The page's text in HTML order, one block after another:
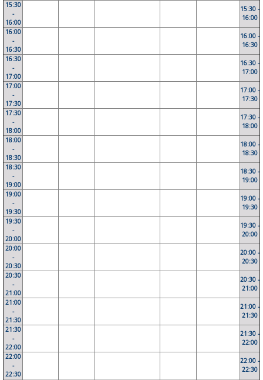
15:30
-
16:00
15:30 -
16:00
16:00
-
16:30
16:00 -
16:30
16:30
-
17:00
16:30 -
17:00
17:00
-
17:30
17:00 -
17:30
17:30
-
18:00
17:30 -
18:00
18:00
-
18:30
18:00 -
18:30
18:30
-
19:00
18:30 -
19:00
19:00
-
19:30
19:00 -
19:30
19:30
-
20:00
19:30 -
20:00
20:00
-
20:30
20:00 -
20:30
20:30
-
21:00
20:30 -
21:00
21:00
-
21:30
21:00 -
21:30
21:30
-
22:00
21:30 -
22:00
22:00
-
22:30
22:00 -
22:30